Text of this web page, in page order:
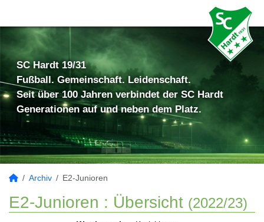
SC Hardt 19/31
Fußball. Gemeinschaft. Leidenschaft.
Seit über 100 Jahren verbindet der SC Hardt
Generationen auf und neben dem Platz.
Archiv E2-Junioren
E2-Junioren : Übersicht (2022/23)